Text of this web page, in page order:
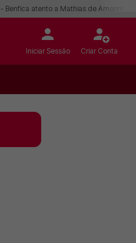
Benfica atento a Mathias de Amorim
Iniciar Sessão Criar Conta